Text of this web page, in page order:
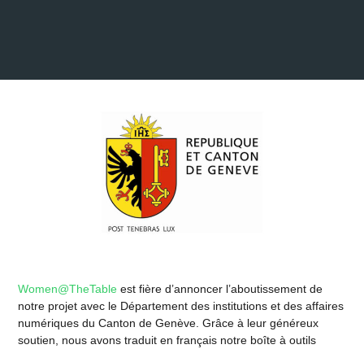
Women@TheTableest fière d’annoncer l’aboutissement de
notre projet avec le Département des institutions et des affaires
numériques du Canton de Genève. Grâce à leur généreux
soutien, nous avons traduit en français notre boîte à outils